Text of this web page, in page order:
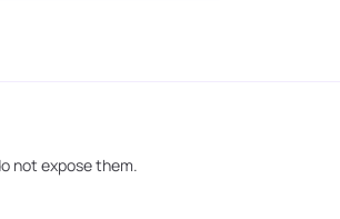
not expose them.